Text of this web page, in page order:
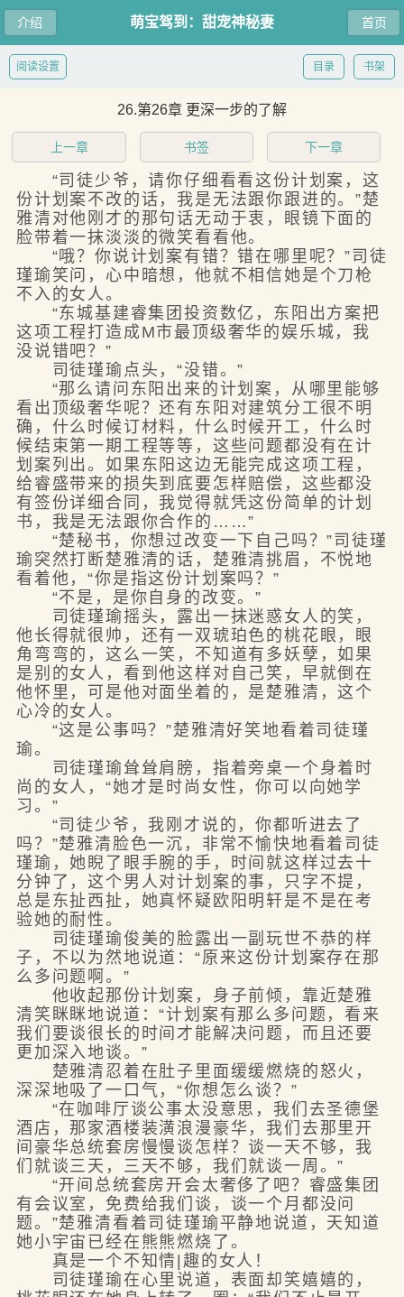
介绍 首页
萌宝驾到：甜宠神秘妻
书架
目录
阅读设置
26.第26章 更深一步的了解
上一章 书签 下一章
“司徒少爷，请你仔细看看这份计划案，这
份计划案不改的话，我是无法跟你跟进的。”楚
雅清对他刚才的那句话无动于衷，眼镜下面的
脸带着一抹淡淡的微笑看看他。
“哦？你说计划案有错？错在哪里呢？”司徒
瑾瑜笑问，心中暗想，他就不相信她是个刀枪
不入的女人。
“东城基建睿集团投资数亿，东阳出方案把
这项工程打造成M市最顶级奢华的娱乐城，我
没说错吧？”
司徒瑾瑜点头，“没错。”
“那么请问东阳出来的计划案，从哪里能够
看出顶级奢华呢？还有东阳对建筑分工很不明
确，什么时候订材料，什么时候开工，什么时
候结束第一期工程等等，这些问题都没有在计
划案列出。如果东阳这边无能完成这项工程，
给睿盛带来的损失到底要怎样赔偿，这些都没
有签份详细合同，我觉得就凭这份简单的计划
书，我是无法跟你合作的……”
“楚秘书，你想过改变一下自己吗？”司徒瑾
瑜突然打断楚雅清的话，楚雅清挑眉，不悦地
看着他，“你是指这份计划案吗？”
“不是，是你自身的改变。”
司徒瑾瑜摇头，露出一抹迷惑女人的笑，
他长得就很帅，还有一双琥珀色的桃花眼，眼
角弯弯的，这么一笑，不知道有多妖孽，如果
是别的女人，看到他这样对自己笑，早就倒在
他怀里，可是他对面坐着的，是楚雅清，这个
心冷的女人。
“这是公事吗？”楚雅清好笑地看着司徒瑾
瑜。
司徒瑾瑜耸耸肩膀，指着旁桌一个身着时
尚的女人，“她才是时尚女性，你可以向她学
习。”
“司徒少爷，我刚才说的，你都听进去了
吗？”楚雅清脸色一沉，非常不愉快地看着司徒
瑾瑜，她睨了眼手腕的手，时间就这样过去十
分钟了，这个男人对计划案的事，只字不提，
总是东扯西扯，她真怀疑欧阳明轩是不是在考
验她的耐性。
司徒瑾瑜俊美的脸露出一副玩世不恭的样
子，不以为然地说道：“原来这份计划案存在那
么多问题啊。”
他收起那份计划案，身子前倾，靠近楚雅
清笑眯眯地说道：“计划案有那么多问题，看来
我们要谈很长的时间才能解决问题，而且还要
更加深入地谈。”
楚雅清忍着在肚子里面缓缓燃烧的怒火，
深深地吸了一口气，“你想怎么谈？”
“在咖啡厅谈公事太没意思，我们去圣德堡
酒店，那家酒楼装潢浪漫豪华，我们去那里开
间豪华总统套房慢慢谈怎样？谈一天不够，我
们就谈三天，三天不够，我们就谈一周。”
“开间总统套房开会太奢侈了吧？睿盛集团
有会议室，免费给我们谈，谈一个月都没问
题。”楚雅清看着司徒瑾瑜平静地说道，天知道
她小宇宙已经在熊熊燃烧了。
真是一个不知情|趣的女人！
司徒瑾瑜在心里说道，表面却笑嬉嬉的，